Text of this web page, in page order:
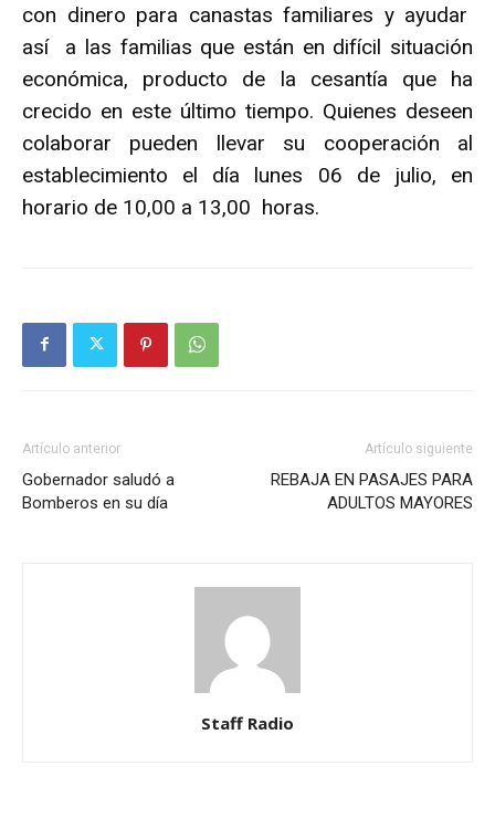
con dinero para canastas familiares y ayudar
así a las familias que están en difícil situación
económica, producto de la cesantía que ha
crecido en este último tiempo. Quienes deseen
colaborar pueden llevar su cooperación al
establecimiento el día lunes 06 de julio, en
horario de 10,00 a 13,00 horas.
Artículo anterior
Gobernador saludó a
Bomberos en su día
Artículo siguiente
REBAJA EN PASAJES PARA
ADULTOS MAYORES
Staff Radio